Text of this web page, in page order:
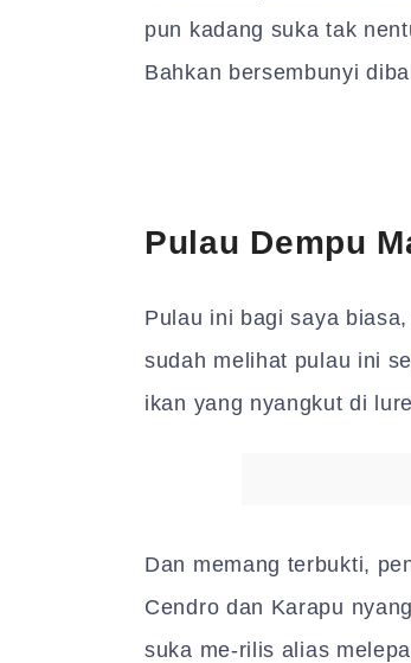
pun kadang suka tak
Bahkan bersembunyi
Pulau Dempu
Pulau ini bagi saya
sudah melihat pulau ini
ikan yang nyangkut di
Dan memang terbukti,
Cendro dan Karapu
suka me-rilis alias